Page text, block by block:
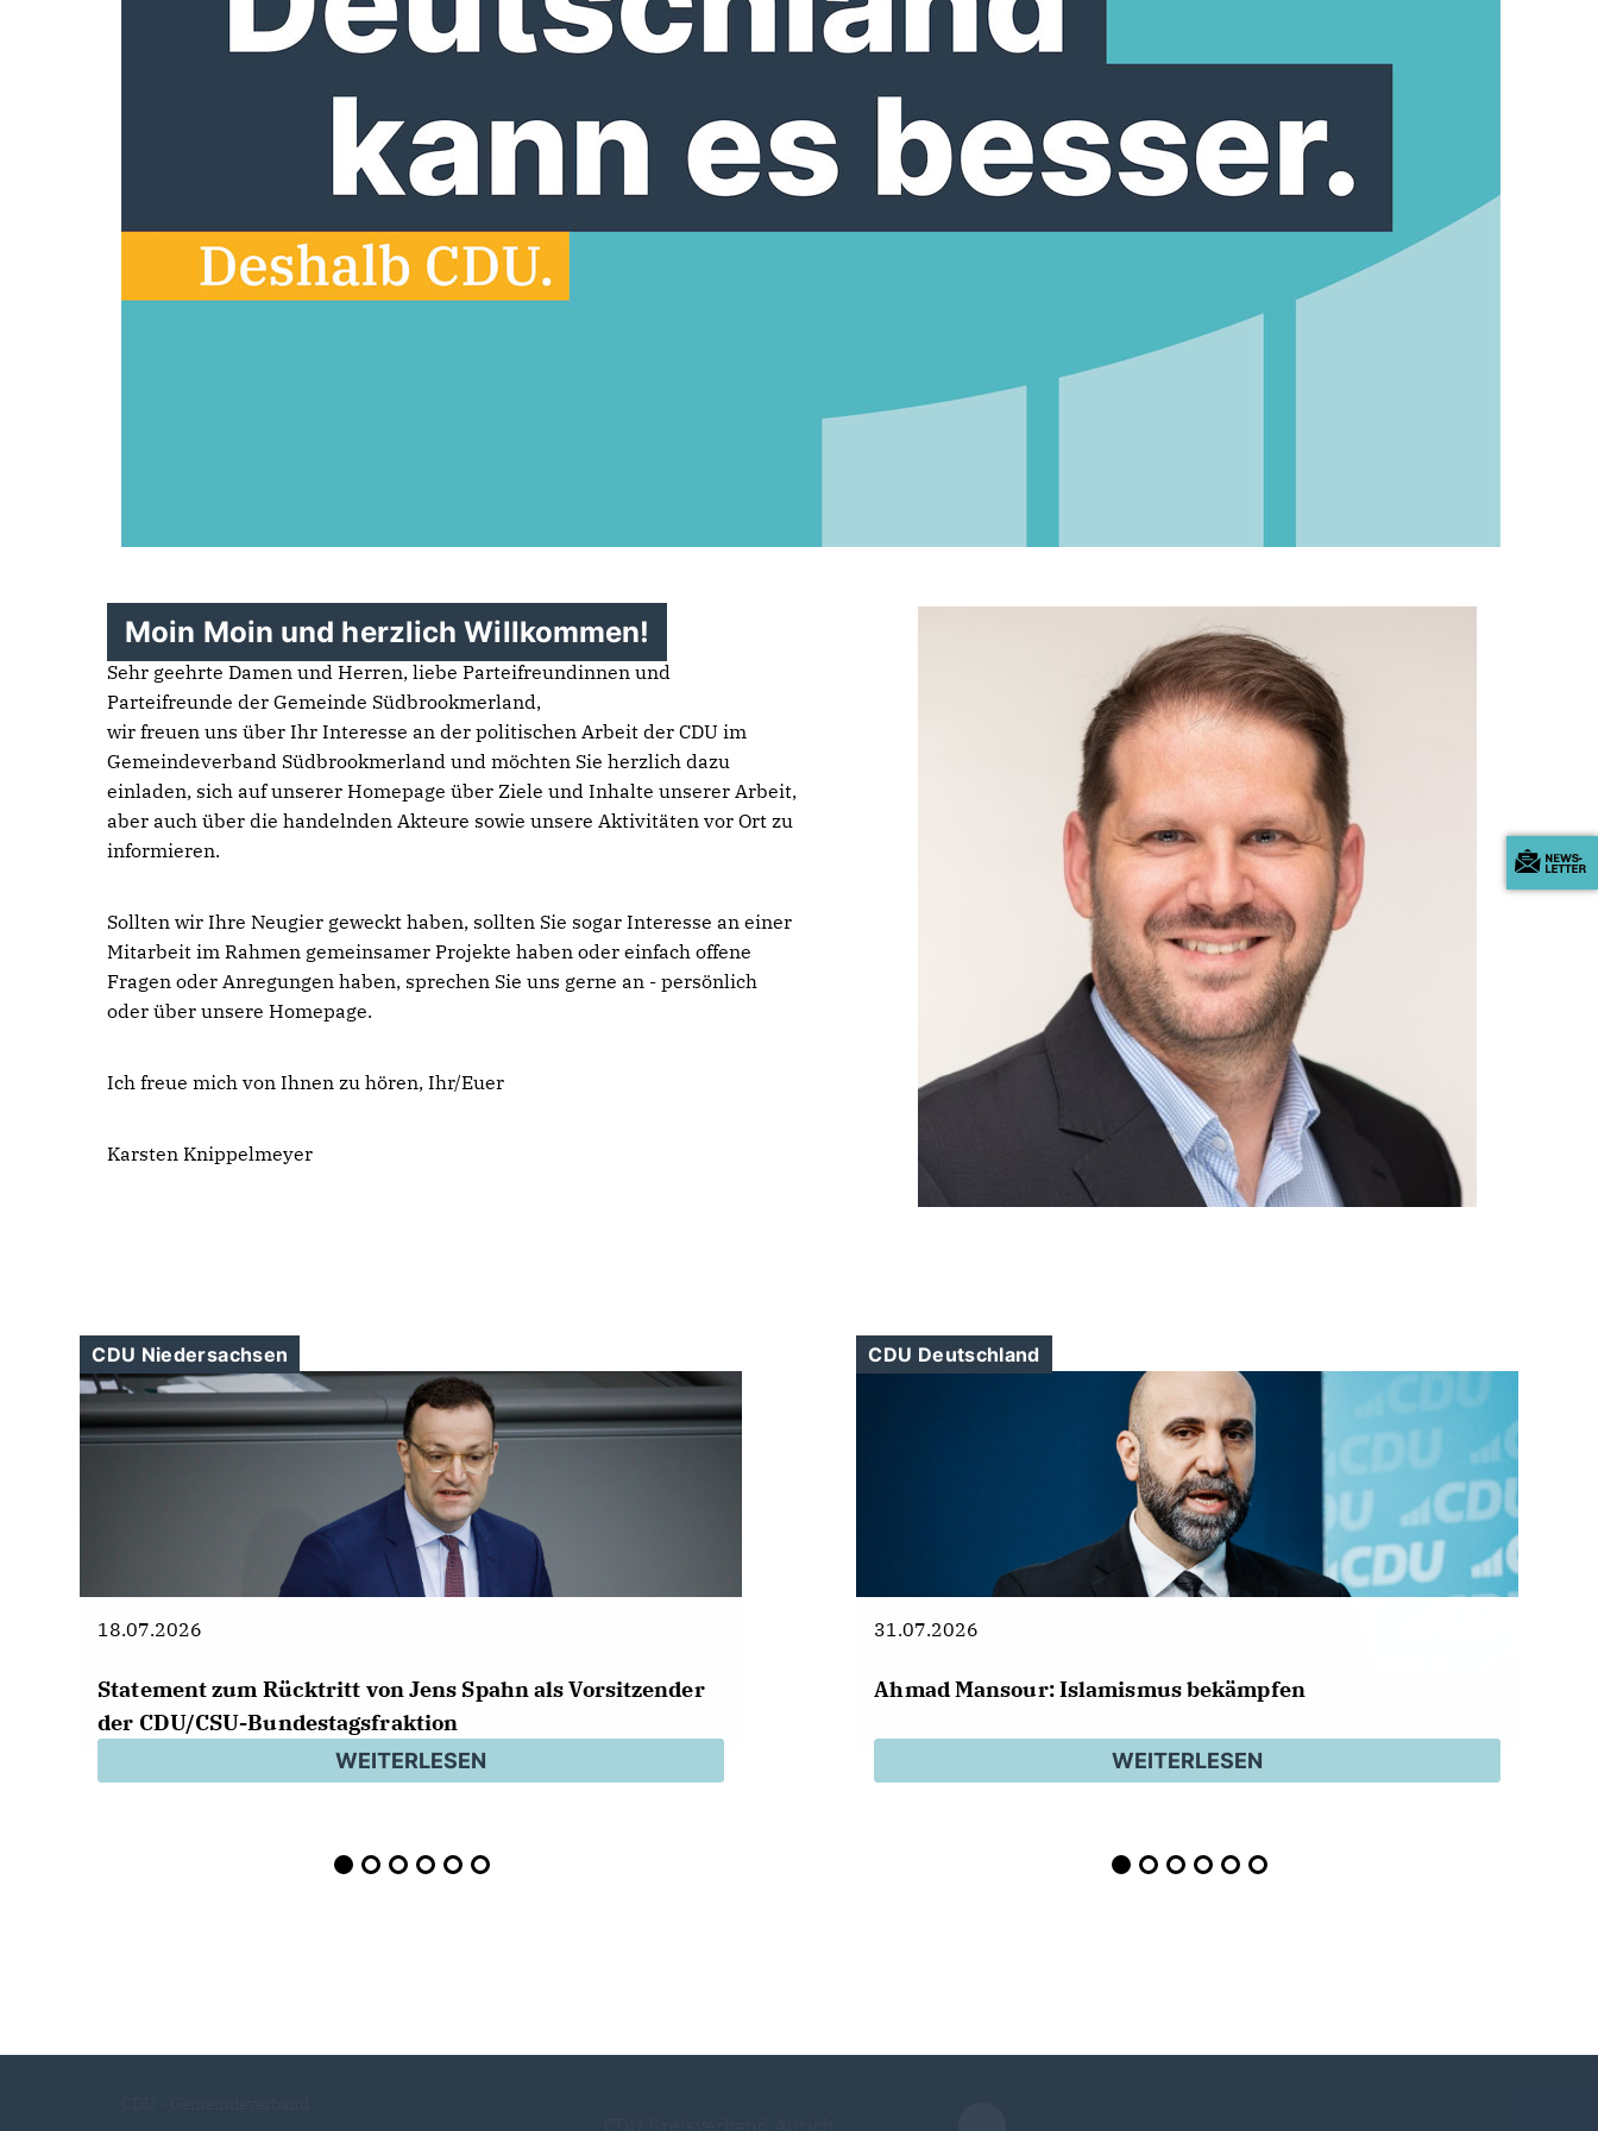
Moin Moin und herzlich Willkommen!
Sehr geehrte Damen und Herren, liebe Parteifreundinnen und
Parteifreunde der Gemeinde Südbrookmerland,
wir freuen uns über Ihr Interesse an der politischen Arbeit der CDU im
Gemeindeverband Südbrookmerland und möchten Sie herzlich dazu
einladen, sich auf unserer Homepage über Ziele und Inhalte unserer Arbeit,
aber auch über die handelnden Akteure sowie unsere Aktivitäten vor Ort zu
informieren.
Sollten wir Ihre Neugier geweckt haben, sollten Sie sogar Interesse an einer
Mitarbeit im Rahmen gemeinsamer Projekte haben oder einfach offene
Fragen oder Anregungen haben, sprechen Sie uns gerne an - persönlich
oder über unsere Homepage.
Ich freue mich von Ihnen zu hören, Ihr/Euer
Karsten Knippelmeyer
CDU Niedersachsen
18.07.2026
Statement zum Rücktritt von Jens Spahn als Vorsitzender
der CDU/CSU-Bundestagsfraktion
WEITERLESEN
CDU Deutschland
31.07.2026
Ahmad Mansour: Islamismus bekämpfen
WEITERLESEN